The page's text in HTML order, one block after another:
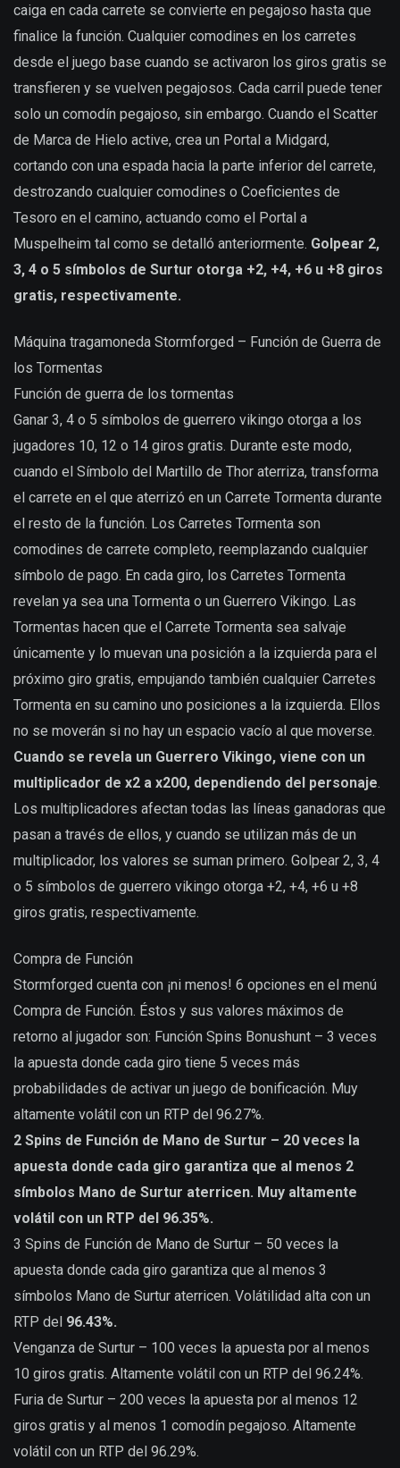
caiga en cada carrete se convierte en pegajoso hasta que
finalice la función. Cualquier comodines en los carretes
desde el juego base cuando se activaron los giros gratis se
transfieren y se vuelven pegajosos. Cada carril puede tener
solo un comodín pegajoso, sin embargo. Cuando el Scatter
de Marca de Hielo active, crea un Portal a Midgard,
cortando con una espada hacia la parte inferior del carrete,
destrozando cualquier comodines o Coeficientes de
Tesoro en el camino, actuando como el Portal a
Muspelheim tal como se detalló anteriormente. Golpear 2,
3, 4 o 5 símbolos de Surtur otorga +2, +4, +6 u +8 giros
gratis, respectivamente.
Máquina tragamoneda Stormforged – Función de Guerra de
los Tormentas
Función de guerra de los tormentas
Ganar 3, 4 o 5 símbolos de guerrero vikingo otorga a los
jugadores 10, 12 o 14 giros gratis. Durante este modo,
cuando el Símbolo del Martillo de Thor aterriza, transforma
el carrete en el que aterrizó en un Carrete Tormenta durante
el resto de la función. Los Carretes Tormenta son
comodines de carrete completo, reemplazando cualquier
símbolo de pago. En cada giro, los Carretes Tormenta
revelan ya sea una Tormenta o un Guerrero Vikingo. Las
Tormentas hacen que el Carrete Tormenta sea salvaje
únicamente y lo muevan una posición a la izquierda para el
próximo giro gratis, empujando también cualquier Carretes
Tormenta en su camino uno posiciones a la izquierda. Ellos
no se moverán si no hay un espacio vacío al que moverse.
Cuando se revela un Guerrero Vikingo, viene con un
multiplicador de x2 a x200, dependiendo del personaje.
Los multiplicadores afectan todas las líneas ganadoras que
pasan a través de ellos, y cuando se utilizan más de un
multiplicador, los valores se suman primero. Golpear 2, 3, 4
o 5 símbolos de guerrero vikingo otorga +2, +4, +6 u +8
giros gratis, respectivamente.
Compra de Función
Stormforged cuenta con ¡ni menos! 6 opciones en el menú
Compra de Función. Éstos y sus valores máximos de
retorno al jugador son: Función Spins Bonushunt – 3 veces
la apuesta donde cada giro tiene 5 veces más
probabilidades de activar un juego de bonificación. Muy
altamente volátil con un RTP del 96.27%.
2 Spins de Función de Mano de Surtur – 20 veces la
apuesta donde cada giro garantiza que al menos 2
símbolos Mano de Surtur aterricen. Muy altamente
volátil con un RTP del 96.35%.
3 Spins de Función de Mano de Surtur – 50 veces la
apuesta donde cada giro garantiza que al menos 3
símbolos Mano de Surtur aterricen. Volátilidad alta con un
RTP del 96.43%.
Venganza de Surtur – 100 veces la apuesta por al menos
10 giros gratis. Altamente volátil con un RTP del 96.24%.
Furia de Surtur – 200 veces la apuesta por al menos 12
giros gratis y al menos 1 comodín pegajoso. Altamente
volátil con un RTP del 96.29%.